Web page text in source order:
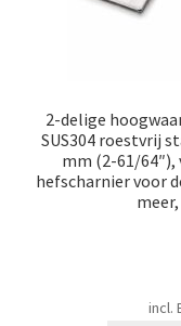
2-delige
SUS304 roestvrij
mm (2-61/64″),
hefscharnier voor
incl.